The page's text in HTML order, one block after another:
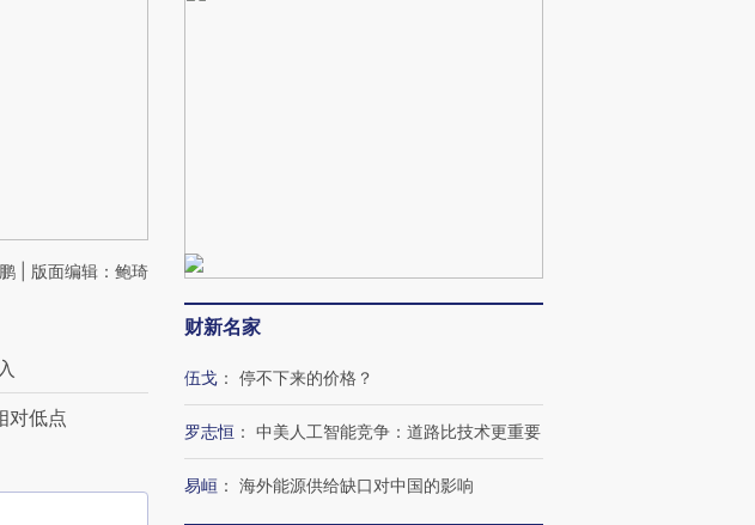
| 版面编辑：鲍琦
对低点
财新名家
伍戈 ： 停不下来的价格？
罗志恒 ： 中美人工智能竞争：道路比技术更重要
易峘 ： 海外能源供给缺口对中国的影响